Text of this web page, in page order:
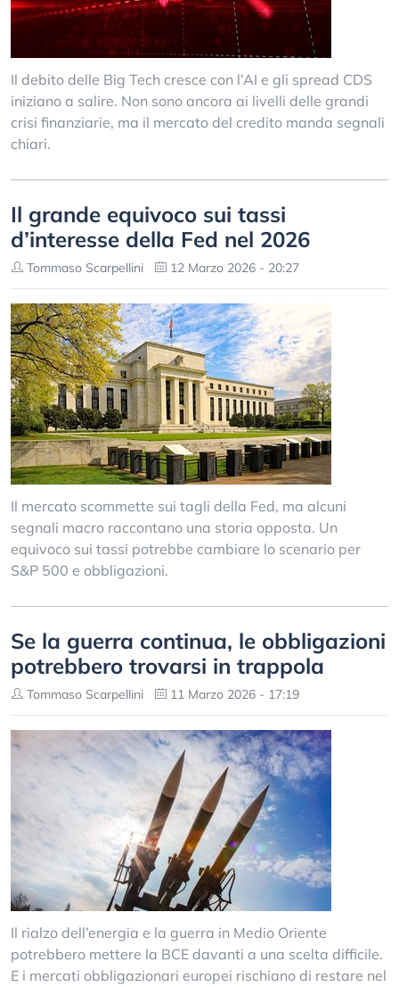
Il debito delle Big Tech cresce con l’AI e gli spread CDS
iniziano a salire. Non sono ancora ai livelli delle grandi
crisi finanziarie, ma il mercato del credito manda segnali
chiari.
Il grande equivoco sui tassi
d’interesse della Fed nel 2026
Tommaso Scarpellini 12 Marzo 2026 - 20:27
Il mercato scommette sui tagli della Fed, ma alcuni
segnali macro raccontano una storia opposta. Un
equivoco sui tassi potrebbe cambiare lo scenario per
S&P 500 e obbligazioni.
Se la guerra continua, le obbligazioni
potrebbero trovarsi in trappola
Tommaso Scarpellini 11 Marzo 2026 - 17:19
Il rialzo dell’energia e la guerra in Medio Oriente
potrebbero mettere la BCE davanti a una scelta difficile.
E i mercati obbligazionari europei rischiano di restare nel